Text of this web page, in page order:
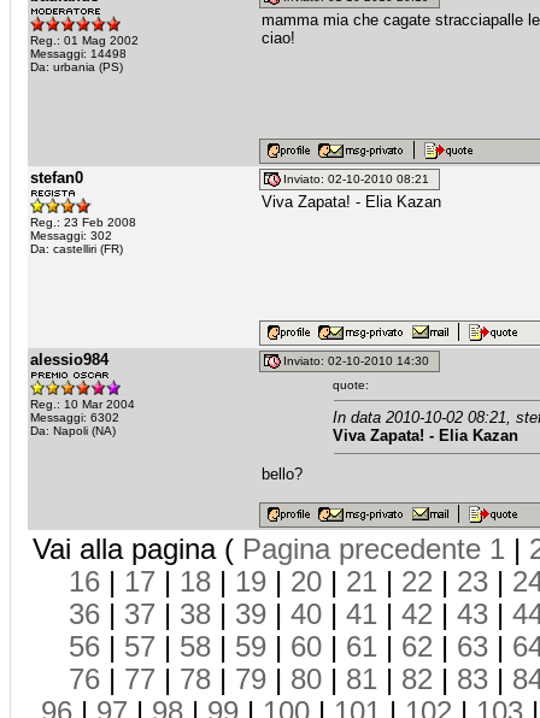
Reg.: 01 Mag 2002
Messaggi: 14498
Da: urbania (PS)
mamma mia che cagate stracciapalle
ciao!
stefan0
Reg.: 23 Feb 2008
Messaggi: 302
Da: castelliri (FR)
Inviato: 02-10-2010 08:21
Viva Zapata! - Elia Kazan
alessio984
Reg.: 10 Mar 2004
Messaggi: 6302
Da: Napoli (NA)
Inviato: 02-10-2010 14:30
quote:
In data 2010-10-02 08:21,
Viva Zapata! - Elia Kazan
bello?
Vai alla pagina ( Pagina precedente 1 |
16 | 17 | 18 | 19 | 20 | 21 | 22 | 23 |
36 | 37 | 38 | 39 | 40 | 41 | 42 | 43 |
56 | 57 | 58 | 59 | 60 | 61 | 62 | 63 |
76 | 77 | 78 | 79 | 80 | 81 | 82 | 83 |